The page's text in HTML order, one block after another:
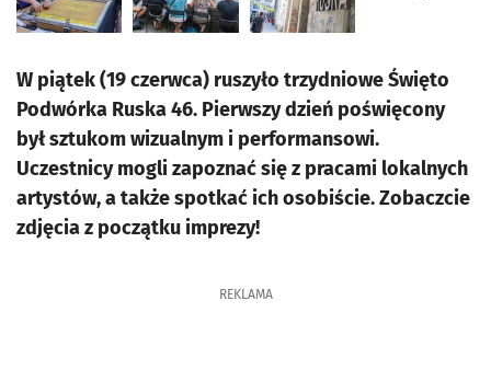
W piątek (19 czerwca) ruszyło trzydniowe Święto
Podwórka Ruska 46. Pierwszy dzień poświęcony
był sztukom wizualnym i performansowi.
Uczestnicy mogli zapoznać się z pracami lokalnych
artystów, a także spotkać ich osobiście. Zobaczcie
zdjęcia z początku imprezy!
REKLAMA